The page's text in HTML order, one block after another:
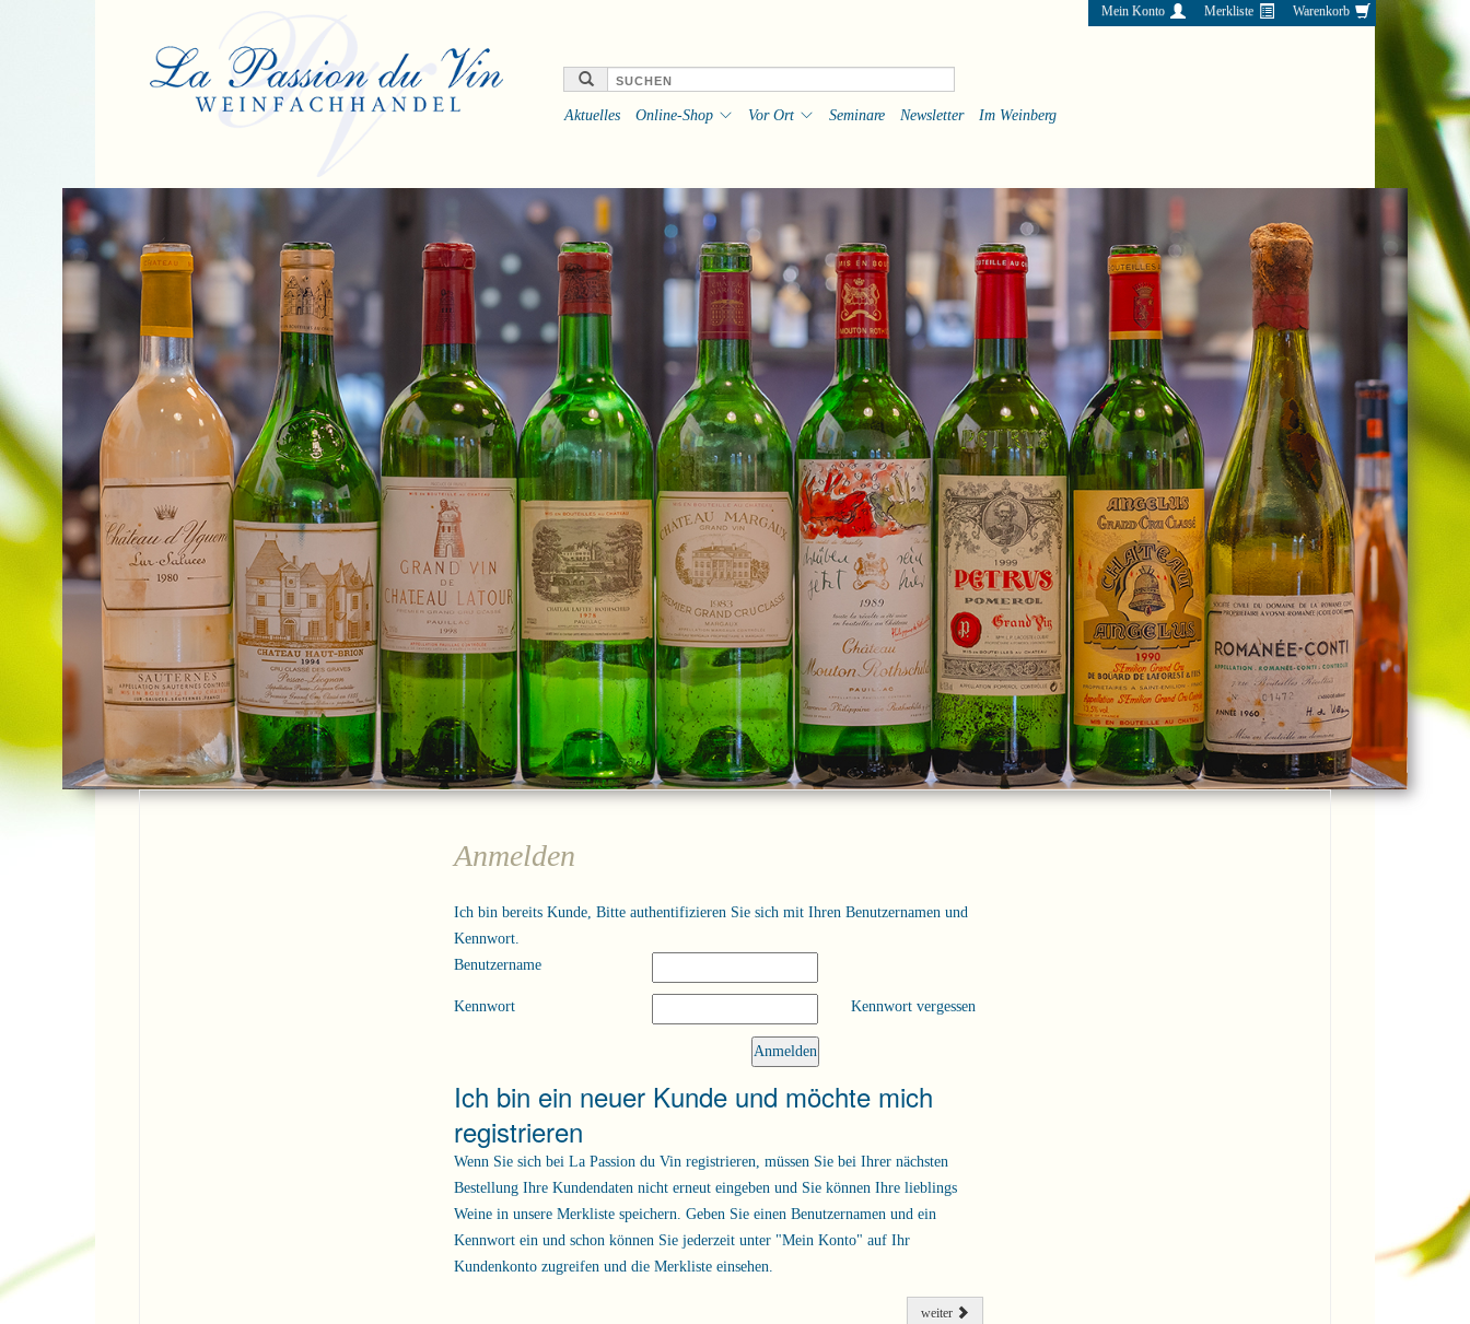
Mein Konto Merkliste Warenkorb
Aktuelles Online-Shop Vor Ort Seminare Newsletter Im Weinberg
Anmelden
Ich bin bereits Kunde, Bitte authentifizieren Sie sich mit Ihren Benutzernamen und
Kennwort.
Benutzername
Kennwort Kennwort vergessen
Ich bin ein neuer Kunde und möchte mich
registrieren
Wenn Sie sich bei La Passion du Vin registrieren, müssen Sie bei Ihrer nächsten
Bestellung Ihre Kundendaten nicht erneut eingeben und Sie können Ihre lieblings
Weine in unsere Merkliste speichern. Geben Sie einen Benutzernamen und ein
Kennwort ein und schon können Sie jederzeit unter "Mein Konto" auf Ihr
Kundenkonto zugreifen und die Merkliste einsehen.
weiter